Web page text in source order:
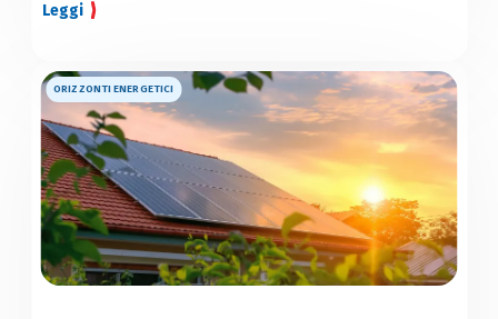
Leggi
ORIZZONTI ENERGETICI